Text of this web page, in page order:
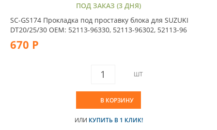
ПОД ЗАКАЗ (3 ДНЯ)
SC-GS174 Прокладка под проставку блока для SUZUKI
DT20/25/30 OEM: 52113-96330, 52113-96302, 52113-96
670 Р
ШТ
В КОРЗИНУ
ИЛИ КУПИТЬ В 1 КЛИК!